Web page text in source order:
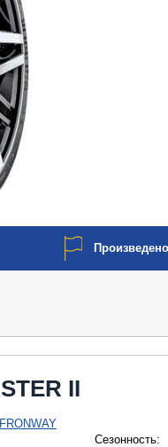
Произведено
II
Сезонность: